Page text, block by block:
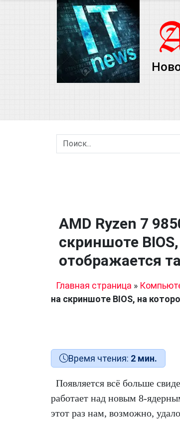
AMD Ryzen 7
скриншоте
отображается
Главная страница »
на скриншоте BIOS, на
Время чтения: 2 мин.
Появляется всё больше
работает над новым 8-
этот раз нам, возможно,